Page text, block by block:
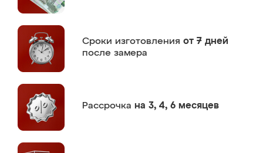
Сроки изготовления от 7 дней
после замера
Рассрочка на 3, 4, 6 месяцев